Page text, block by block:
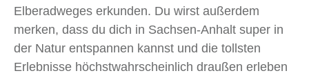
Elberadweges erkunden. Du wirst außerdem
merken, dass du dich in Sachsen-Anhalt super in
der Natur entspannen kannst und die tollsten
Erlebnisse höchstwahrscheinlich draußen erleben